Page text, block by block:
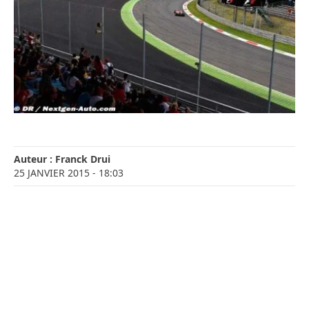
Auteur : Franck Drui
25 JANVIER 2015 - 18:03